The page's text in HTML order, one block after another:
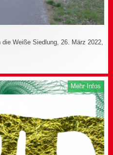
Weiße Siedlung, 26. März 2022,
Mehr Infos